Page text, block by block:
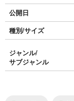
公開日
種別/サイズ
ジャンル/
サブジャンル